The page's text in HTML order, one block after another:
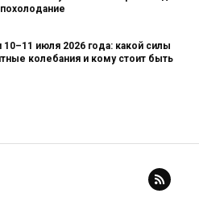
10–11 июля 2026 года: какой силы
колебания и кому стоит быть